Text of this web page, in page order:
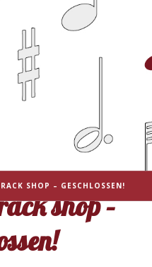
SHOP – GESCHLOSSEN!
shop –